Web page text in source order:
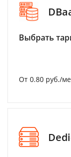
Выбрать
От 0.80 руб./